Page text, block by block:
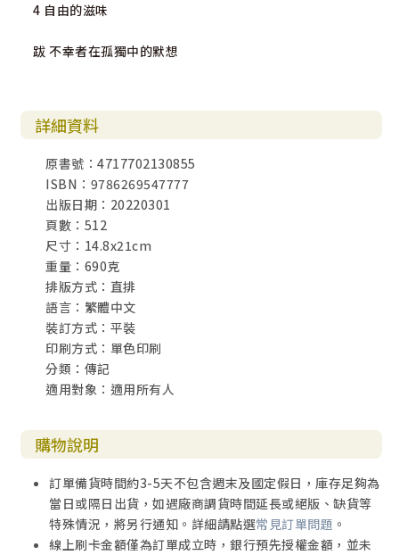
4 自由的滋味
跋 不幸者在孤獨中的默想
詳細資料
原書號：4717702130855
ISBN：9786269547777
出版日期：20220301
頁數：512
尺寸：14.8x21cm
重量：690克
排版方式：直排
語言：繁體中文
裝訂方式：平裝
印刷方式：單色印刷
分類：傳記
適用對象：適用所有人
購物說明
訂單備貨時間約3-5天不包含週末及國定假日，庫存足夠為
當日或隔日出貨，如遇廠商調貨時間延長或絕版、缺貨等
特殊情況，將另行通知。詳細請點選常見訂單問題 。
線上刷卡金額僅為訂單成立時，銀行預先授權金額，並未